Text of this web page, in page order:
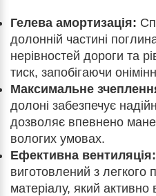
Гелева амортизація:
долонній частині
нерівностей дороги та
тиск, запобігаючи
Максимальне
долоні забезпечує
дозволяє впевнено
вологих умовах.
Ефективна вентиляція:
виготовлений з легкого
матеріалу, який активно